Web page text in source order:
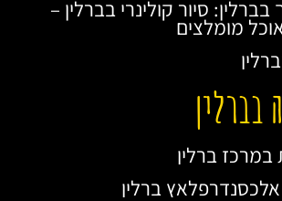
סיור קולינרי בברלין –
מומלצים
בברלין
במרכז ברלין
ברלין